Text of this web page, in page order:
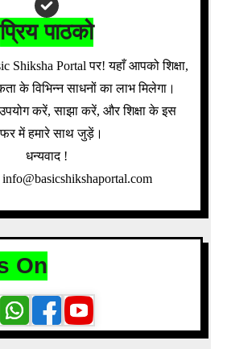
प्रिय पाठको
Shiksha Portal पर! यहाँ आपको शिक्षा,
के विभिन्न साधनों का लाभ मिलेगा।
उपयोग करें, साझा करें, और शिक्षा के इस
में हमारे साथ जुड़ें।
धन्यवाद !
On